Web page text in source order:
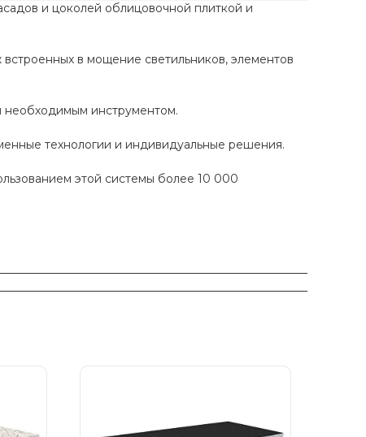
и цоколей облицовочной плиткой и
в мощение светильников, элементов
необходимым инструментом.
технологии и индивидуальные решения.
этой системы более 10 000